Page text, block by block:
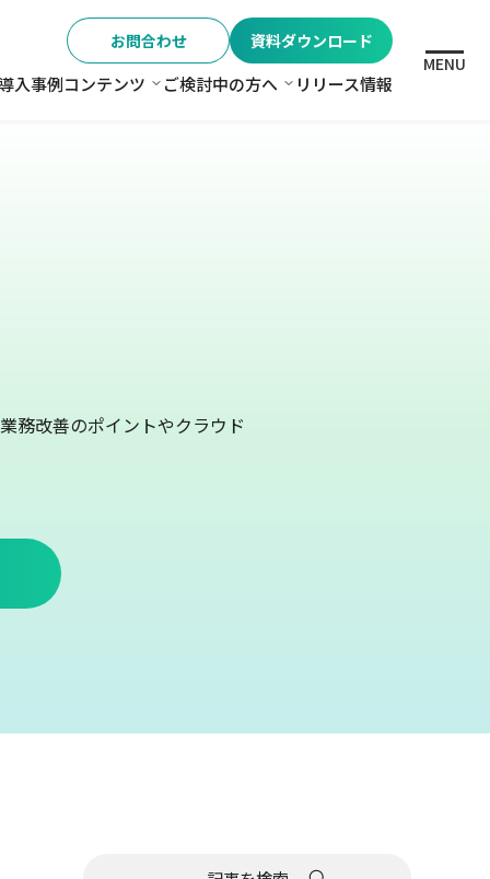
お問合わせ 資料ダウンロード
入事例コンテンツ コンテンツ
ご検討中の方へ ご検討中の方へ
リリース情報
MENU
務改善のポイントやクラウド